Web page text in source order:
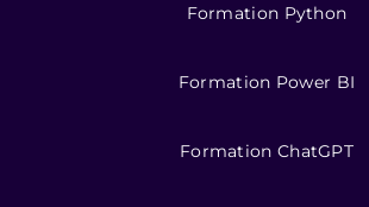
Formation Python
Formation Power BI
Formation ChatGPT